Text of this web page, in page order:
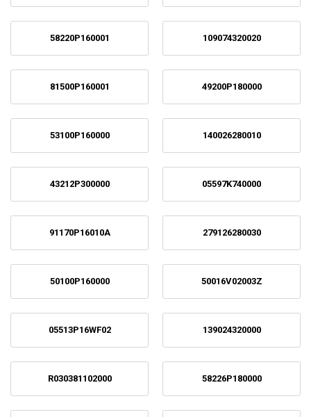
58220P160001 109074320020
81500P160001 49200P180000
53100P160000 140026280010
43212P300000 05597K740000
91170P16010A 279126280030
50100P160000 50016V02003Z
05513P16WF02 139024320000
R030381102000 58226P180000